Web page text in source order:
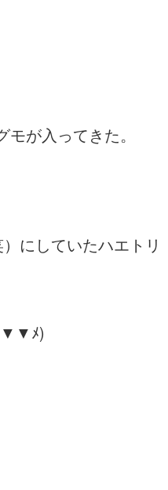
が入ってきた。
にしていたハエトリ
(▼▼ﾒ)